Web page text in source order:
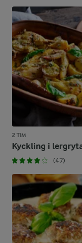
2 TIM
Kyckling i
(47)